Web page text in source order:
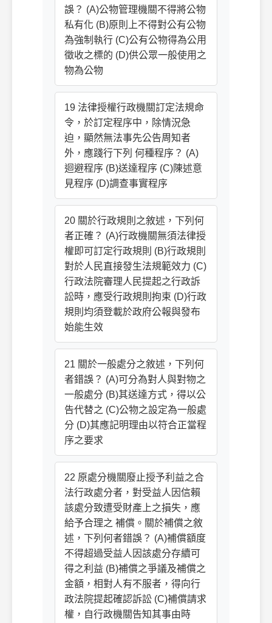
誤？ (A)公物管理機關不得將公物
私有化 (B)原則上不得對公有公物
為強制執行 (C)公有公物得為公用
徵收之標的 (D)供公眾一般使用之
物為公物
19 法律授權行政機關訂定法規命
令，於訂定程序中，除情況急
迫，顯然無法事先公告周知者
外，應踐行下列 何種程序？ (A)
迴避程序 (B)送達程序 (C)陳述意
見程序 (D)調查事實程序
20 關於行政規則之敘述，下列何
者正確？ (A)行政機關無須法律授
權即可訂定行政規則 (B)行政規則
對於人民直接發生法規範效力 (C)
行政法院審理人民提起之行政訴
訟時，應受行政規則拘束 (D)行政
規則均須登載於政府公報與發布
始能生效
21 關於一般處分之敘述，下列何
者錯誤？ (A)可分為對人與對物之
一般處分 (B)其送達方式，得以公
告代替之 (C)公物之設定為一般處
分 (D)其應記明理由以符合正當程
序之要求
22 原處分機關廢止授予利益之合
法行政處分者，對受益人因信賴
該處分致遭受財產上之損失，應
給予合理之 補償。關於補償之敘
述，下列何者錯誤？ (A)補償額度
不得超過受益人因該處分存續可
得之利益 (B)補償之爭議及補償之
金額，相對人有不服者，得向行
政法院提起確認訴訟 (C)補償請求
權，自行政機關告知其事由時